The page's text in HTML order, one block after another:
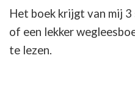
Het boek krijgt van mij
of een lekker
te lezen.